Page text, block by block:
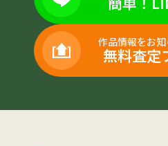
作品情報をお
無料査定